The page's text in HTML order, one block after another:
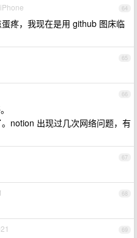
64
疼，我现在是用 github 图床临
65
66
notion 出现过几次网络问题，有
67
68
69